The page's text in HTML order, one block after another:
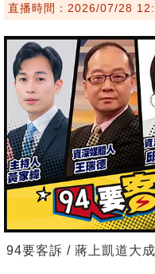
直播時間：2026/07/28
94要客訴 / 蔣上凱道大